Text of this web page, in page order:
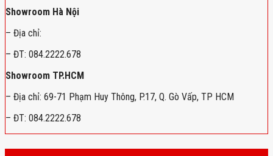
Showroom Hà Nội
– Địa chỉ:
– ĐT: 084.2222.678
Showroom TP.HCM
– Địa chỉ: 69-71 Phạm Huy Thông, P.17, Q. Gò Vấp, TP HCM
– ĐT: 084.2222.678